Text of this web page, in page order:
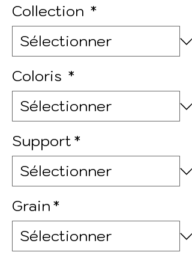
Collection *
Coloris *
Support*
Grain*